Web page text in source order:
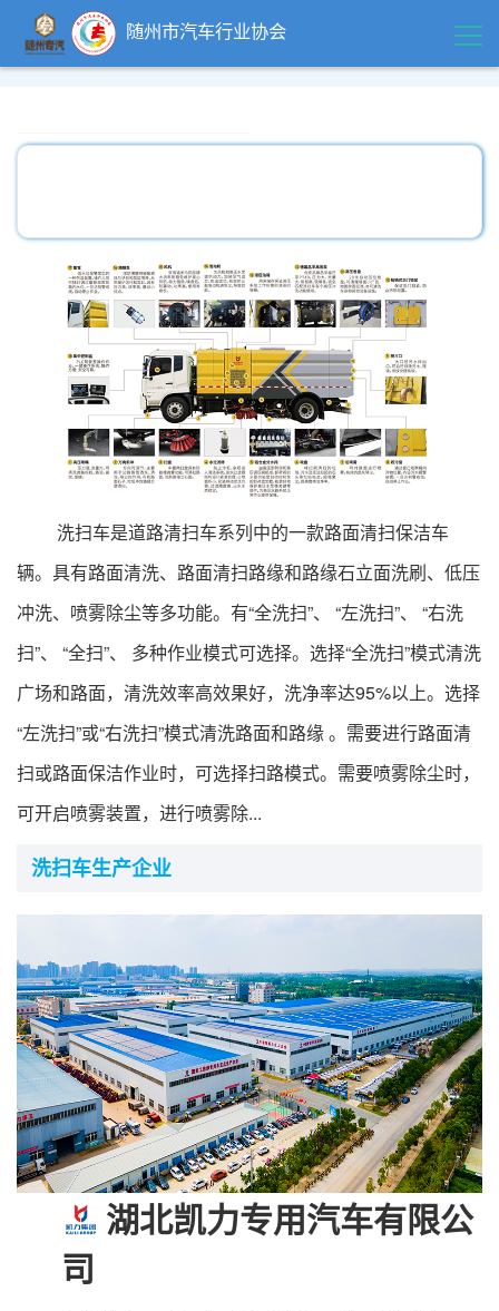
随州市汽车行业协会
精品中心
企业风采
行业动态
政策法规
专精特新
公告查询
行业互动
洗扫车是道路清扫车系列中的一款路面清扫保洁车
辆。具有路面清洗、路面清扫路缘和路缘石立面洗刷、低压
冲洗、喷雾除尘等多功能。有“全洗扫”、 “左洗扫”、 “右洗
扫”、 “全扫”、 多种作业模式可选择。选择“全洗扫”模式清洗
广场和路面，清洗效率高效果好，洗净率达95%以上。选择
“左洗扫”或“右洗扫”模式清洗路面和路缘 。需要进行路面清
扫或路面保洁作业时，可选择扫路模式。需要喷雾除尘时，
可开启喷雾装置，进行喷雾除...
洗扫车生产企业
湖北凯力专用汽车有限公
司